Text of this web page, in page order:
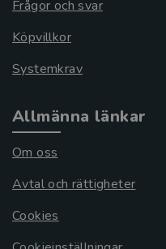
Frågor och svar
Köpvillkor
Systemkrav
Allmänna länkar
Om oss
Avtal och rättigheter
Cookies